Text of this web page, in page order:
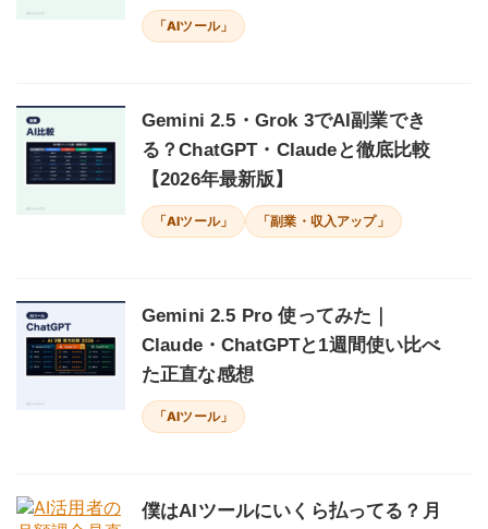
「AIツール」
Gemini 2.5・Grok 3でAI副業でき
る？ChatGPT・Claudeと徹底比較
【2026年最新版】
「AIツール」 「副業・収入アップ」
Gemini 2.5 Pro 使ってみた｜
Claude・ChatGPTと1週間使い比べ
た正直な感想
「AIツール」
僕はAIツールにいくら払ってる？月